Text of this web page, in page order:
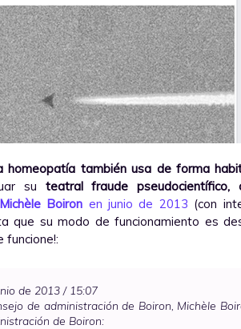
homeopatía también usa de forma
su teatral fraude
Boiron en junio de 2013 (con
que su modo de funcionamiento es
funcione!:
de 2013 / 15:07
de administración de Boiron, Michèle
de Boiron: